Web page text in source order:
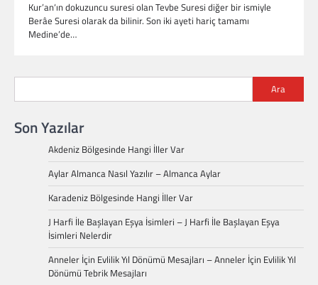
Kur’an‘ın dokuzuncu suresi olan Tevbe Suresi diğer bir ismiyle
Berâe Suresi olarak da bilinir. Son iki ayeti hariç tamamı
Medine’de…
Ara
Son Yazılar
Akdeniz Bölgesinde Hangi İller Var
Aylar Almanca Nasıl Yazılır – Almanca Aylar
Karadeniz Bölgesinde Hangi İller Var
J Harfi İle Başlayan Eşya İsimleri – J Harfi İle Başlayan Eşya
İsimleri Nelerdir
Anneler İçin Evlilik Yıl Dönümü Mesajları – Anneler İçin Evlilik Yıl
Dönümü Tebrik Mesajları